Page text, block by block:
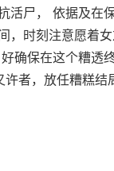
活尸， 依据及在
，时刻注意愿着
确保在这个糟透
者，放任糟糕结